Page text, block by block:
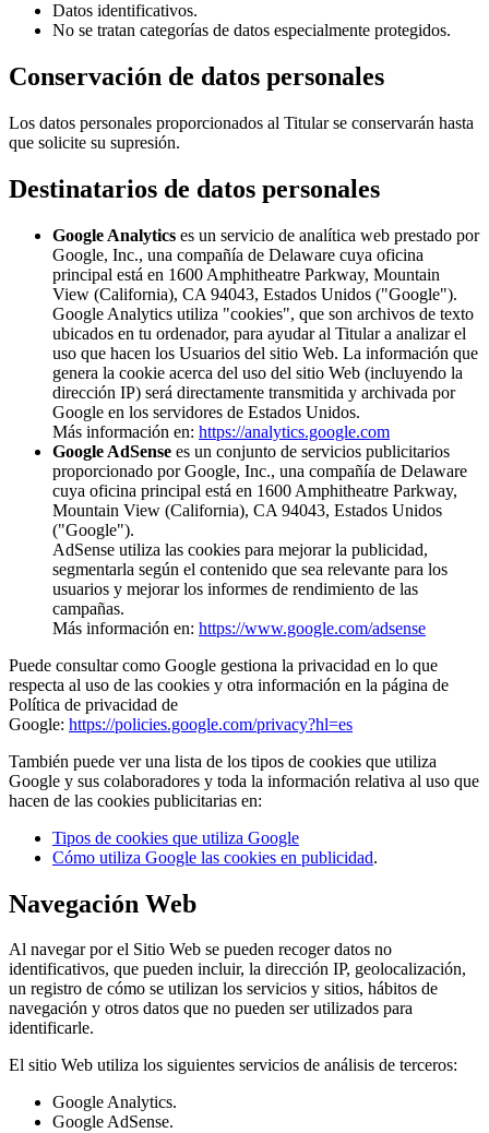
Datos identificativos.
No se tratan categorías de datos especialmente protegidos.
Conservación de datos personales
Los datos personales proporcionados al Titular se conservarán hasta
que solicite su supresión.
Destinatarios de datos personales
Google Analytics es un servicio de analítica web prestado por
Google, Inc., una compañía de Delaware cuya oficina
principal está en 1600 Amphitheatre Parkway, Mountain
View (California), CA 94043, Estados Unidos ("Google").
Google Analytics utiliza "cookies", que son archivos de texto
ubicados en tu ordenador, para ayudar al Titular a analizar el
uso que hacen los Usuarios del sitio Web. La información que
genera la cookie acerca del uso del sitio Web (incluyendo la
dirección IP) será directamente transmitida y archivada por
Google en los servidores de Estados Unidos.
Más información en: https://analytics.google.com
Google AdSense es un conjunto de servicios publicitarios
proporcionado por Google, Inc., una compañía de Delaware
cuya oficina principal está en 1600 Amphitheatre Parkway,
Mountain View (California), CA 94043, Estados Unidos
("Google").
AdSense utiliza las cookies para mejorar la publicidad,
segmentarla según el contenido que sea relevante para los
usuarios y mejorar los informes de rendimiento de las
campañas.
Más información en: https://www.google.com/adsense
Puede consultar como Google gestiona la privacidad en lo que
respecta al uso de las cookies y otra información en la página de
Política de privacidad de
Google: https://policies.google.com/privacy?hl=es
También puede ver una lista de los tipos de cookies que utiliza
Google y sus colaboradores y toda la información relativa al uso que
hacen de las cookies publicitarias en:
Tipos de cookies que utiliza Google
Cómo utiliza Google las cookies en publicidad.
Navegación Web
Al navegar por el Sitio Web se pueden recoger datos no
identificativos, que pueden incluir, la dirección IP, geolocalización,
un registro de cómo se utilizan los servicios y sitios, hábitos de
navegación y otros datos que no pueden ser utilizados para
identificarle.
El sitio Web utiliza los siguientes servicios de análisis de terceros:
Google Analytics.
Google AdSense.